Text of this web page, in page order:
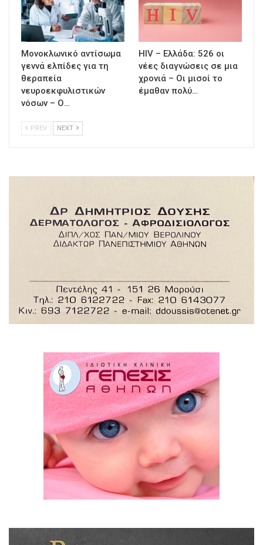
Μονοκλωνικό αντίσωμα
γεννά ελπίδες για τη
θεραπεία
νευροεκφυλιστικών
νόσων – Ο…
HIV – Ελλάδα: 526 οι
νέες διαγνώσεις σε μια
χρονιά – Οι μισοί το
έμαθαν πολύ…
PREV NEXT